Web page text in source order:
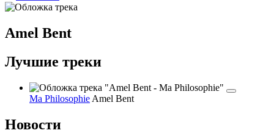
Amel Bent
Лучшие треки
Ma Philosophie Amel Bent
Новости